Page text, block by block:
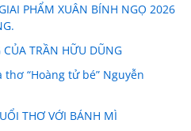
PHẨM XUÂN BÍNH NGỌ 2026
CỦA TRẦN HỮU DŨNG
“Hoàng tử bé” Nguyễn
THƠ VỚI BÁNH MÌ